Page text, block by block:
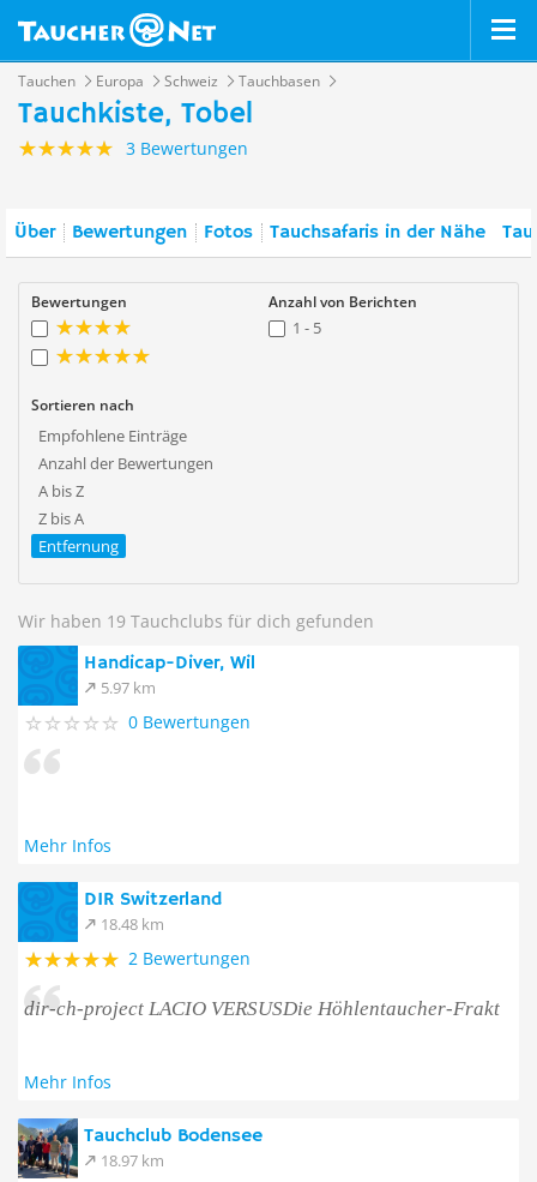
Tauchen Europa Schweiz Tauchbasen
Tauchkiste, Tobel
3 Bewertungen
Über Bewertungen Fotos Tauchsafaris in der Nähe
Bewertungen Anzahl von Berichten
1 - 5
Sortieren nach
Empfohlene Einträge
Anzahl der Bewertungen
A bis Z
Z bis A
Entfernung
Wir haben 19 Tauchclubs für dich gefunden
Handicap-Diver, Wil
5.97 km
0 Bewertungen
Mehr Infos
DIR Switzerland
18.48 km
2 Bewertungen
dir-ch-project LACIO VERSUSDie Höhlentaucher-Frakt
Mehr Infos
Tauchclub Bodensee
18.97 km